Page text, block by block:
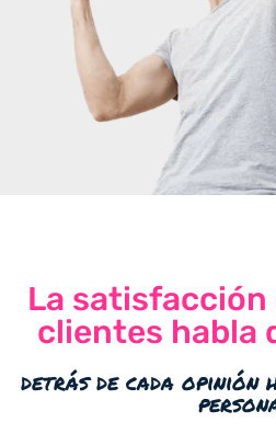
La
clientes habla
detrás de cada opinión